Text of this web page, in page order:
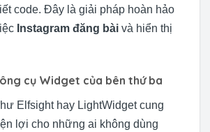
code. Đây là giải pháp hoàn hảo
Instagram đăng bàivà hiển thị
cụ Widget của bên thứ ba
Elfsight hay LightWidget cung
lợi cho những ai không dùng